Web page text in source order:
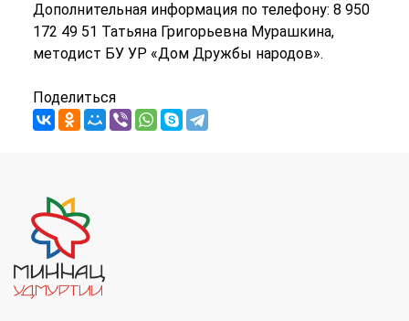
Дополнительная информация по телефону: 8 950
172 49 51 Татьяна Григорьевна Мурашкина,
методист БУ УР «Дом Дружбы народов».
Поделиться